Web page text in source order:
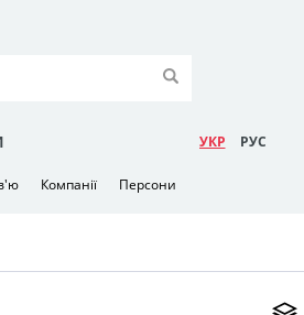
УКР РУC
Компанії Персони